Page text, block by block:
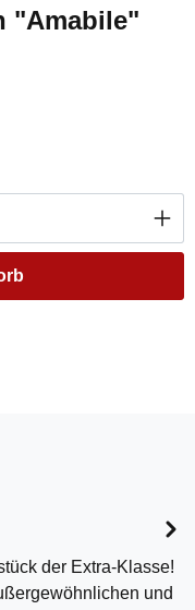
"Amabile"
der Extra-Klasse!
und